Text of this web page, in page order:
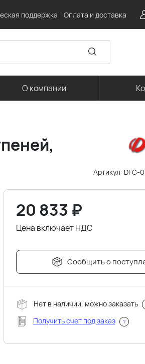
поддержка Оплата и доставка
О компании
Артикул: DFC-
20 833 ₽
Цена включает НДС
Сообщить о
Нет в наличии, можно заказать
Получить счет под заказ ?